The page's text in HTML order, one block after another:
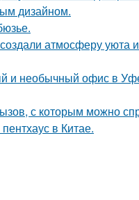
дизайном.
атмосферу уюта
и необычный офис в
с которым можно
в Китае.